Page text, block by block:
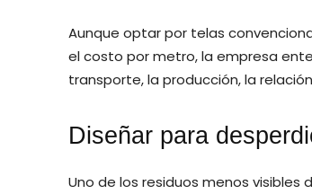
Aunque optar por telas
el costo por metro, la empresa
transporte, la producción, la
Diseñar para
Uno de los residuos menos